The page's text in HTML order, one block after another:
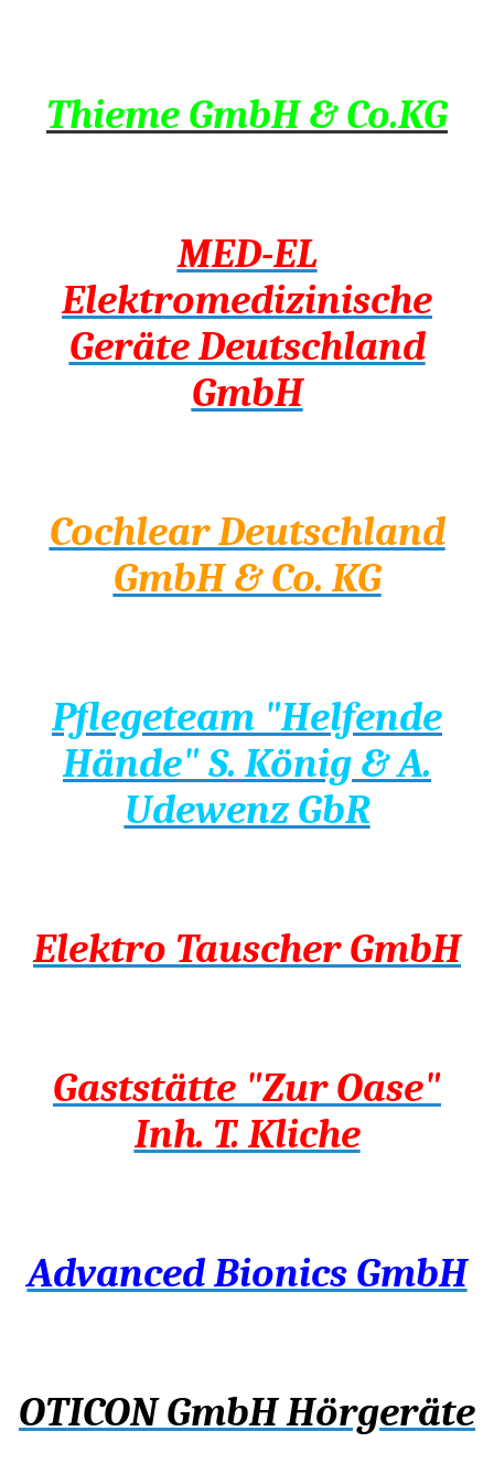
Thieme GmbH & Co.KG
MED-EL
Elektromedizinische
Geräte Deutschland
GmbH
Cochlear Deutschland
GmbH & Co. KG
Pflegeteam "Helfende
Hände"S. König & A.
Udewenz GbR
Elektro Tauscher GmbH
Gaststätte "Zur Oase"
Inh. T. Kliche
Advanced Bionics GmbH
OTICON GmbH Hörgeräte